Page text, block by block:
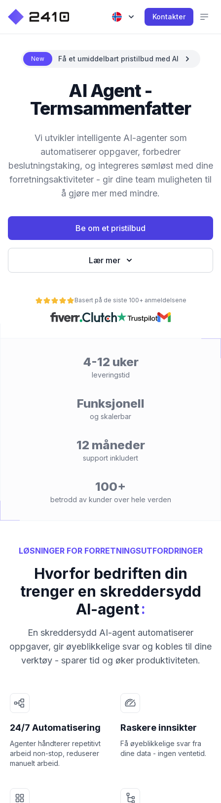
Kontakter
New Få et umiddelbart pristilbud med AI
AI Agent -
Termsammenfatter
Vi utvikler intelligente AI-agenter som
automatiserer oppgaver, forbedrer
beslutningstaking, og integreres sømløst med dine
forretningsaktiviteter - gir dine team muligheten til
å gjøre mer med mindre.
Be om et pristilbud
Lær mer
Basert på de siste 100+ anmeldelsene
4-12 uker
leveringstid
Funksjonell
og skalerbar
12 måneder
support inkludert
100+
betrodd av kunder over hele verden
LØSNINGER FOR FORRETNINGSUTFORDRINGER
Hvorfor bedriften din
trenger en skreddersydd
AI-agent:
En skreddersydd AI-agent automatiserer
oppgaver, gir øyeblikkelige svar og kobles til dine
verktøy - sparer tid og øker produktiviteten.
24/7 Automatisering
Agenter håndterer repetitivt
arbeid non-stop, reduserer
manuelt arbeid.
Raskere innsikter
Få øyeblikkelige svar fra
dine data - ingen ventetid.